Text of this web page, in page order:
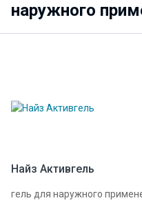
наружного
Найз Активгель
гель для наружного